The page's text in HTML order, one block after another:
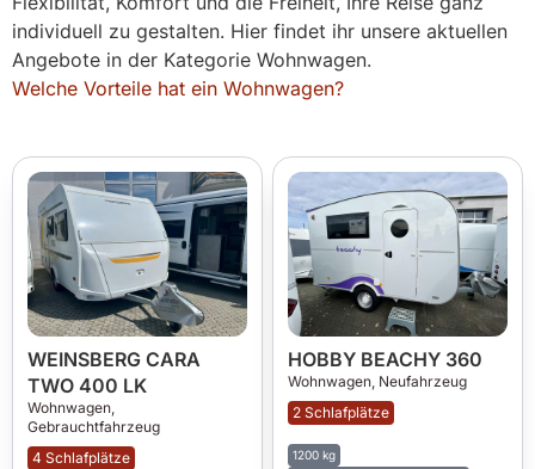
individuell zu gestalten. Hier findet ihr unsere aktuellen
Angebote in der Kategorie Wohnwagen.
Welche Vorteile hat ein Wohnwagen?
WEINSBERG CARA
TWO 400 LK
Wohnwagen,
Gebrauchtfahrzeug
4 Schlafplätze
HOBBY BEACHY 360
Wohnwagen, Neufahrzeug
2 Schlafplätze
1200 kg